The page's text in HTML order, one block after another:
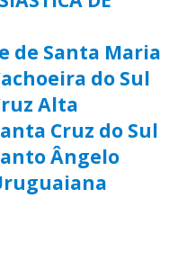
de Santa Maria
do Sul
Alta
Cruz do Sul
Ângelo